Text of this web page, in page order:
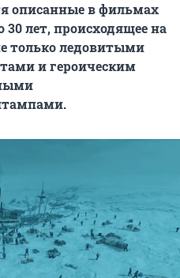
описанные в фильмах
30 лет, происходящее на
только ледовитыми
и героическим